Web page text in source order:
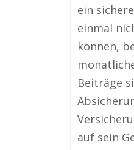
ein
einmal
können,
Beiträge
auf sein